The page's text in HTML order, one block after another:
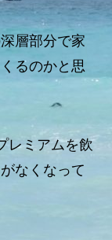
層部分で家
るのかと思
レミアムを飲
なくなって